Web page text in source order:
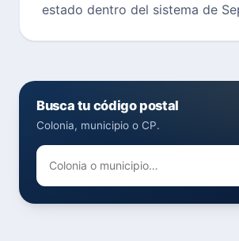
estado dentro del sistema de
Busca tu código postal
Colonia, municipio o CP.